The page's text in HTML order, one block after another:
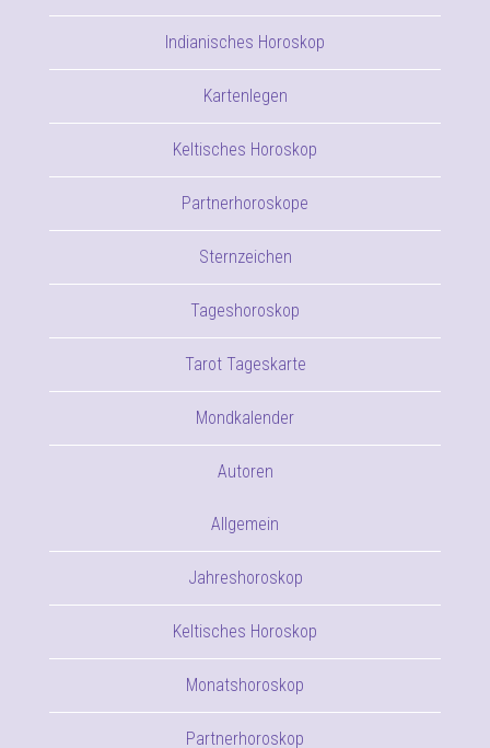
Indianisches Horoskop
Kartenlegen
Keltisches Horoskop
Partnerhoroskope
Sternzeichen
Tageshoroskop
Tarot Tageskarte
Mondkalender
Autoren
Allgemein
Jahreshoroskop
Keltisches Horoskop
Monatshoroskop
Partnerhoroskop